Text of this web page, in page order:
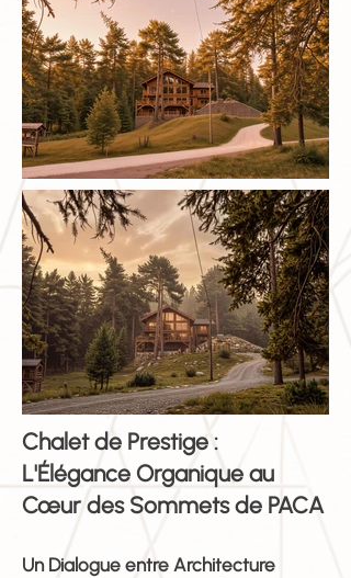
Chalet de Prestige :
L'Élégance Organique au
Cœur des Sommets de PACA
Un Dialogue entre Architecture